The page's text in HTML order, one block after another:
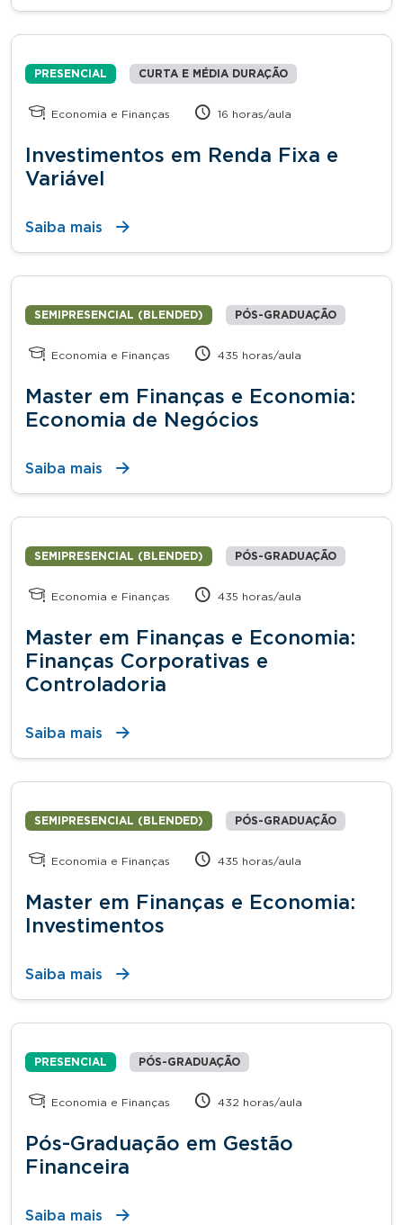
PRESENCIAL CURTA E MÉDIA DURAÇÃO
Economia e Finanças 16 horas/aula
Investimentos em Renda Fixa e
Variável
Saiba mais
SEMIPRESENCIAL (BLENDED) PÓS-GRADUAÇÃO
Economia e Finanças 435 horas/aula
Master em Finanças e Economia:
Economia de Negócios
Saiba mais
SEMIPRESENCIAL (BLENDED) PÓS-GRADUAÇÃO
Economia e Finanças 435 horas/aula
Master em Finanças e Economia:
Finanças Corporativas e
Controladoria
Saiba mais
SEMIPRESENCIAL (BLENDED) PÓS-GRADUAÇÃO
Economia e Finanças 435 horas/aula
Master em Finanças e Economia:
Investimentos
Saiba mais
PRESENCIAL PÓS-GRADUAÇÃO
Economia e Finanças 432 horas/aula
Pós-Graduação em Gestão
Financeira
Saiba mais